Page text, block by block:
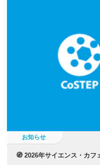
お知らせ
🧭 2026年サイエンス・カフ